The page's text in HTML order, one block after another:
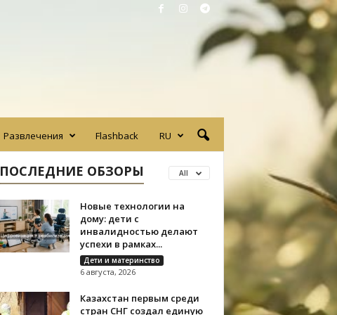
Развлечения Flashback RU
ПОСЛЕДНИЕ ОБЗОРЫ All
Новые технологии на
дому: дети с
инвалидностью делают
успехи в рамках...
Дети и материнство
6 августа, 2026
Казахстан первым среди
стран СНГ создал единую